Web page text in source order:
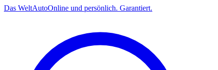
Das WeltAutoOnline und persönlich. Garantiert.